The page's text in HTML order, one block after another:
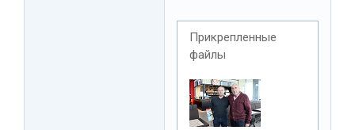
Прикрепленные
файлы